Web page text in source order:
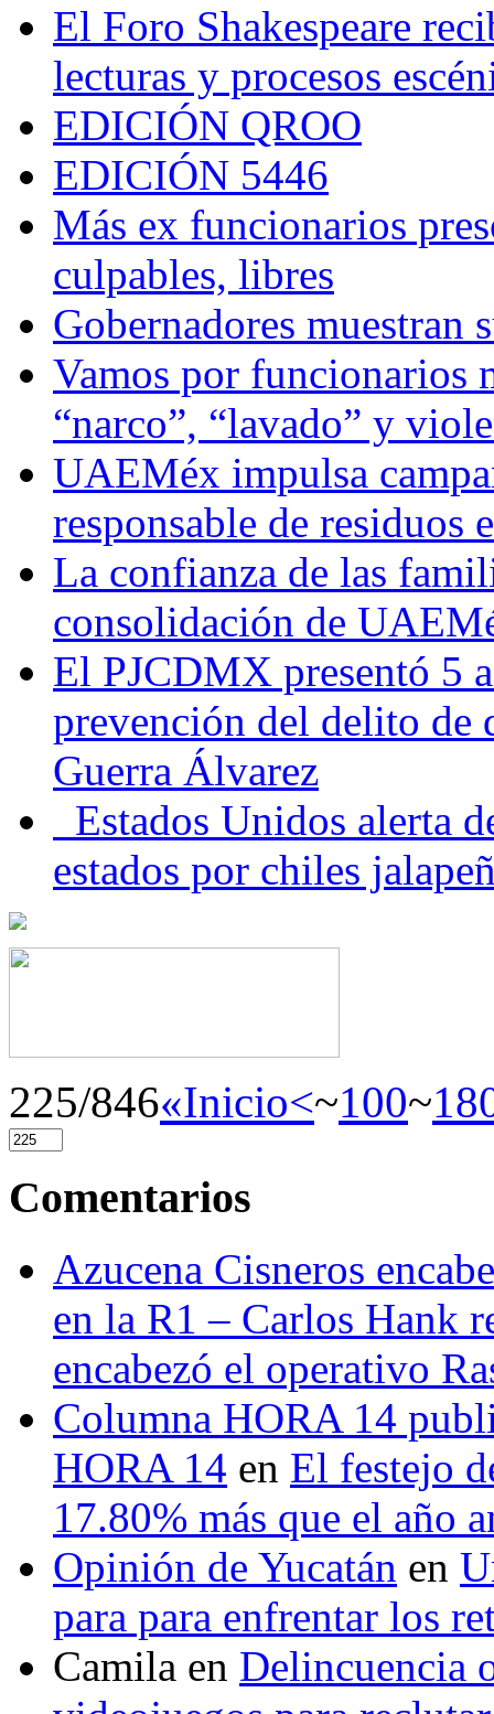
El Foro Shakespeare
lecturas y procesos
EDICIÓN QROO
EDICIÓN 5446
Más ex funcionarios
culpables, libres
Gobernadores muestran
Vamos por funcionarios
“narco”, “lavado” y
UAEMéx impulsa
responsable de residuos
La confianza de las
consolidación de
El PJCDMX presentó 5
prevención del delito de
Guerra Álvarez
Estados Unidos alerta
estados por chiles
225/846«Inicio<~100~
Comentarios
Azucena Cisneros
en la R1 – Carlos Hank
encabezó el operativo
Columna HORA 14
HORA 14 en El festejo
17.80% más que el año
Opinión de Yucatán en
para para enfrentar los
Camila en Delincuencia